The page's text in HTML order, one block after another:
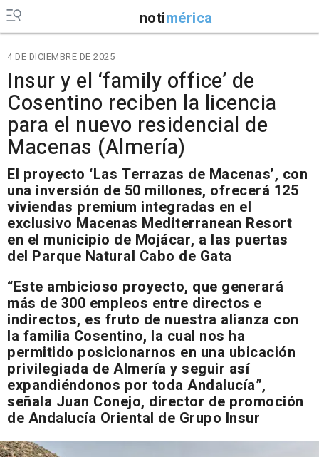
notimérica
4 DE DICIEMBRE DE 2025
Insur y el ‘family office’ de
Cosentino reciben la licencia
para el nuevo residencial de
Macenas (Almería)
El proyecto ‘Las Terrazas de Macenas’, con
una inversión de 50 millones, ofrecerá 125
viviendas premium integradas en el
exclusivo Macenas Mediterranean Resort
en el municipio de Mojácar, a las puertas
del Parque Natural Cabo de Gata
“Este ambicioso proyecto, que generará
más de 300 empleos entre directos e
indirectos, es fruto de nuestra alianza con
la familia Cosentino, la cual nos ha
permitido posicionarnos en una ubicación
privilegiada de Almería y seguir así
expandiéndonos por toda Andalucía”,
señala Juan Conejo, director de promoción
de Andalucía Oriental de Grupo Insur